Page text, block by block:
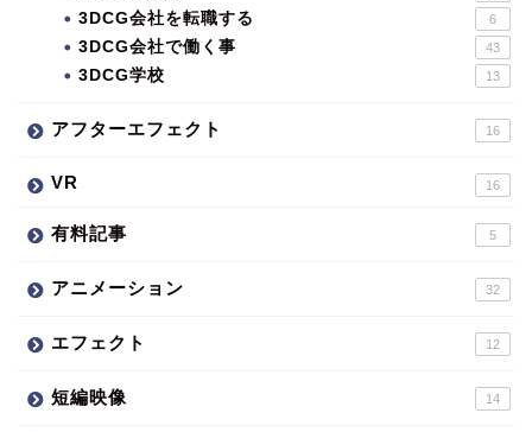
3DCG会社を転職する 6
3DCG会社で働く事 43
3DCG学校 13
アフターエフェクト 16
VR 16
有料記事 5
アニメーション 32
エフェクト 12
短編映像 14